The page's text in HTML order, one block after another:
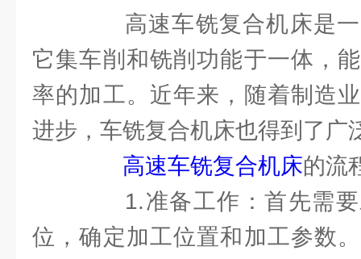
高速车铣复合机床是一
它集车削和铣削功能于一体，
率的加工。近年来，随着制造
进步，车铣复合机床也得到了广
高速车铣复合机床的流
1.准备工作：首先需要
位，确定加工位置和加工参数